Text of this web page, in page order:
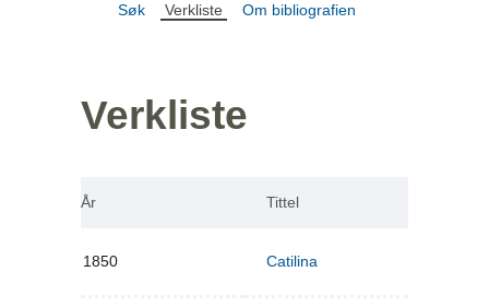
Søk Verkliste Om bibliografien
Verkliste
År Tittel
1850 Catilina